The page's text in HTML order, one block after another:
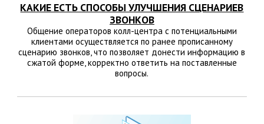
КАКИЕ ЕСТЬ СПОСОБЫ УЛУЧШЕНИЯ СЦЕНАРИЕВ
ЗВОНКОВ
Общение операторов колл-центра с потенциальными
клиентами осуществляется по ранее прописанному
сценарию звонков, что позволяет донести информацию в
сжатой форме, корректно ответить на поставленные
вопросы.